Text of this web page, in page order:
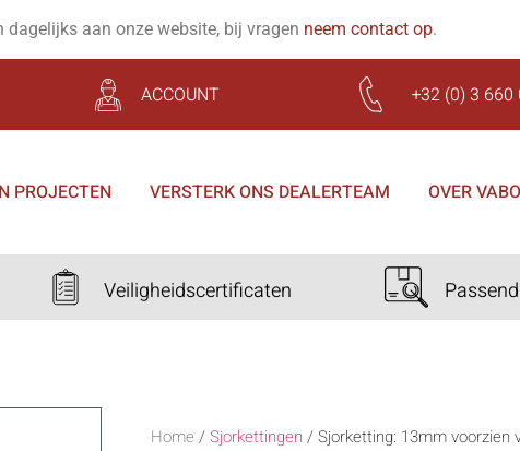
dagelijks aan onze website, bij vragen neem contact op.
ACCOUNT +32 (0) 3 660
PROJECTEN VERSTERK ONS DEALERTEAM OVER
Veiligheidscertificaten
Home /Sjorkettingen /Sjorketting: 13mm voorzien